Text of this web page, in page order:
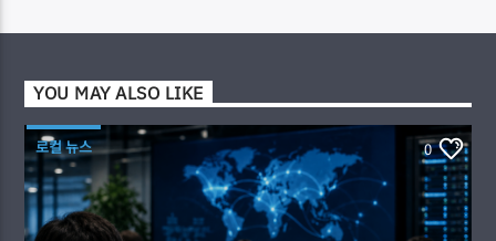
YOU MAY ALSO LIKE
로컬 뉴스 0